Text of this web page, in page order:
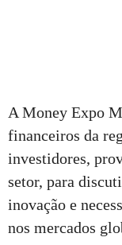
A Money Expo
financeiros da
investidores,
setor, para
inovação e
nos mercados